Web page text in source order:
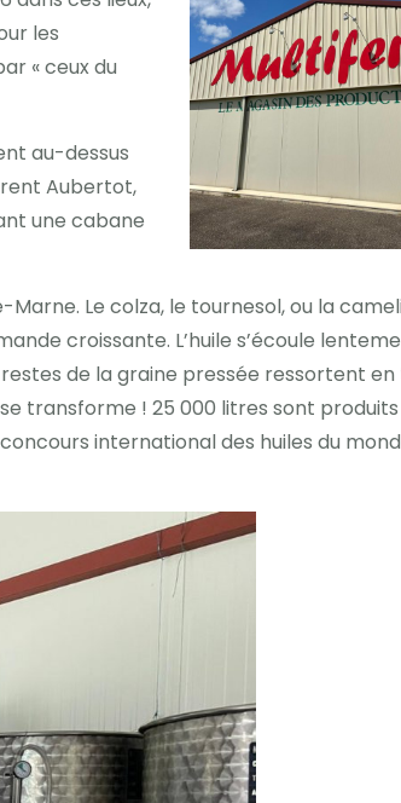
les
« ceux du
au-dessus
Aubertot,
une cabane
Marne. Le colza, le tournesol, ou la
croissante. L’huile s’écoule
restes de la graine pressée ressortent
transforme ! 25 000 litres sont
international des huiles du